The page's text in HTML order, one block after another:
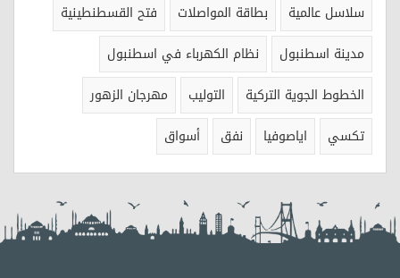
سلاسل عالمية
بطاقة المواصلات
فتح القسطنطينية
مدينة اسطنبول
نظام الكهرباء في اسطنبول
الخطوط الجوية التركية
التوليب
مهرجان الزهور
تكسي
اياصوفيا نفق أسواق